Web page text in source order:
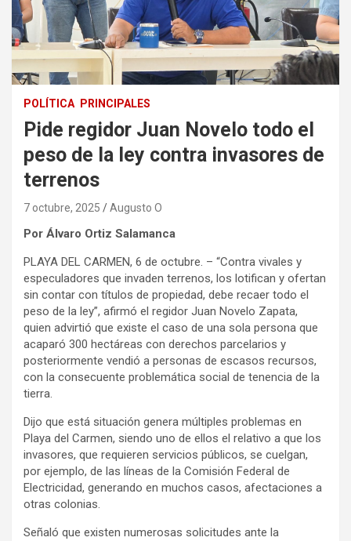
POLÍTICA PRINCIPALES
Pide regidor Juan Novelo todo el
peso de la ley contra invasores de
terrenos
7 octubre, 2025 Augusto O
Por Álvaro Ortiz Salamanca
PLAYA DEL CARMEN, 6 de octubre. – “Contra vivales y
especuladores que invaden terrenos, los lotifican y ofertan
sin contar con títulos de propiedad, debe recaer todo el
peso de la ley”, afirmó el regidor Juan Novelo Zapata,
quien advirtió que existe el caso de una sola persona que
acaparó 300 hectáreas con derechos parcelarios y
posteriormente vendió a personas de escasos recursos,
con la consecuente problemática social de tenencia de la
tierra.
Dijo que está situación genera múltiples problemas en
Playa del Carmen, siendo uno de ellos el relativo a que los
invasores, que requieren servicios públicos, se cuelgan,
por ejemplo, de las líneas de la Comisión Federal de
Electricidad, generando en muchos casos, afectaciones a
otras colonias.
Señaló que existen numerosas solicitudes ante la